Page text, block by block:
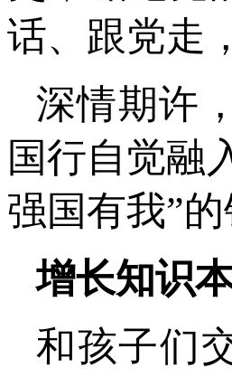
话、跟党走
深情期许
国行自觉融
强国有我”
增长知识
和孩子们